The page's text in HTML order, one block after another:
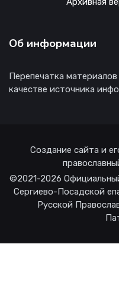
Об информации
Перепечатка
качестве источника
Создание сайта и
©2021-2026
Сергиево-Посадской
Русской